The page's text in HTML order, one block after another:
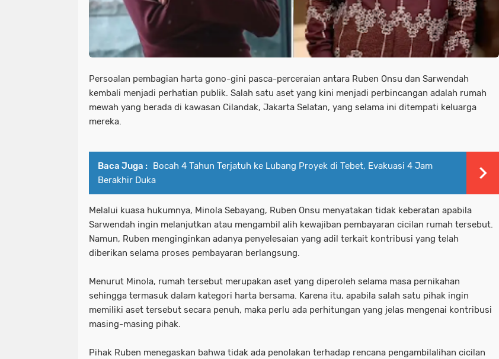
Persoalan pembagian harta gono-gini pasca-perceraian antara Ruben Onsu dan Sarwendah
kembali menjadi perhatian publik. Salah satu aset yang kini menjadi perbincangan adalah rumah
mewah yang berada di kawasan Cilandak, Jakarta Selatan, yang selama ini ditempati keluarga
mereka.
Baca Juga : Bocah 4 Tahun Terjatuh ke Lubang Proyek di Tebet, Evakuasi 4 Jam
Berakhir Duka
Melalui kuasa hukumnya, Minola Sebayang, Ruben Onsu menyatakan tidak keberatan apabila
Sarwendah ingin melanjutkan atau mengambil alih kewajiban pembayaran cicilan rumah tersebut.
Namun, Ruben menginginkan adanya penyelesaian yang adil terkait kontribusi yang telah
diberikan selama proses pembayaran berlangsung.
Menurut Minola, rumah tersebut merupakan aset yang diperoleh selama masa pernikahan
sehingga termasuk dalam kategori harta bersama. Karena itu, apabila salah satu pihak ingin
memiliki aset tersebut secara penuh, maka perlu ada perhitungan yang jelas mengenai kontribusi
masing-masing pihak.
Pihak Ruben menegaskan bahwa tidak ada penolakan terhadap rencana pengambilalihan cicilan